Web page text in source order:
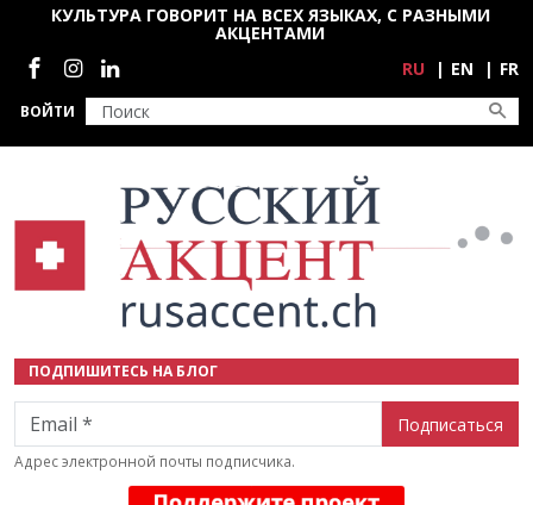
Перейти к основному содержанию
ВОЙТИ
КУЛЬТУРА ГОВОРИТ НА ВСЕХ ЯЗЫКАХ, С РАЗНЫМИ
АКЦЕНТАМИ
Социальные сети
RU EN FR
ПОДПИШИТЕСЬ НА БЛОГ
Email
Адрес электронной почты подписчика.